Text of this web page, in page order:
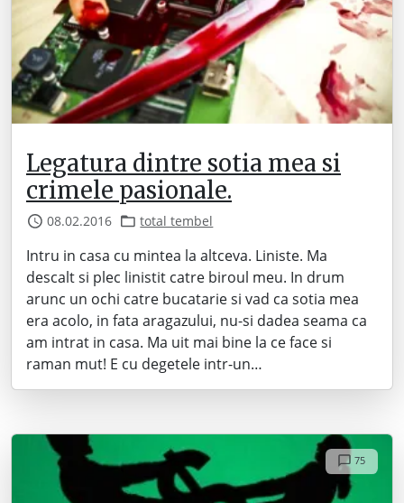
Legatura dintre sotia mea si
crimele pasionale.
08.02.2016 total tembel
Intru in casa cu mintea la altceva. Liniste. Ma
descalt si plec linistit catre biroul meu. In drum
arunc un ochi catre bucatarie si vad ca sotia mea
era acolo, in fata aragazului, nu-si dadea seama ca
am intrat in casa. Ma uit mai bine la ce face si
raman mut! E cu degetele intr-un…
75